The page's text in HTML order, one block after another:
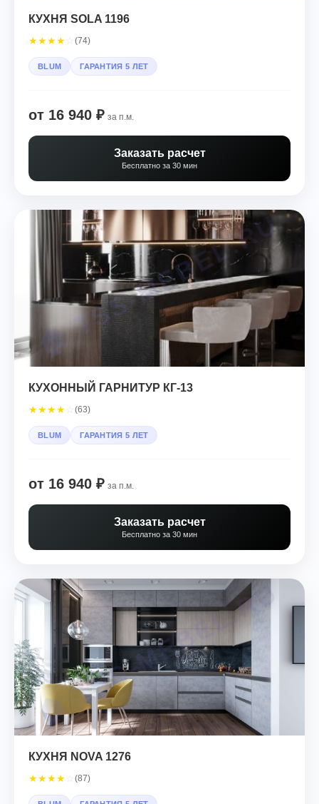
КУХНЯ SOLA 1196
★★★★ (74)
BLUM ГАРАНТИЯ 5 ЛЕТ
от 16 940 ₽ за п.м.
Заказать расчет
Бесплатно за 30 мин
КУХОННЫЙ ГАРНИТУР КГ-13
★★★★ (63)
BLUM ГАРАНТИЯ 5 ЛЕТ
от 16 940 ₽ за п.м.
Заказать расчет
Бесплатно за 30 мин
КУХНЯ NOVA 1276
★★★★ (87)